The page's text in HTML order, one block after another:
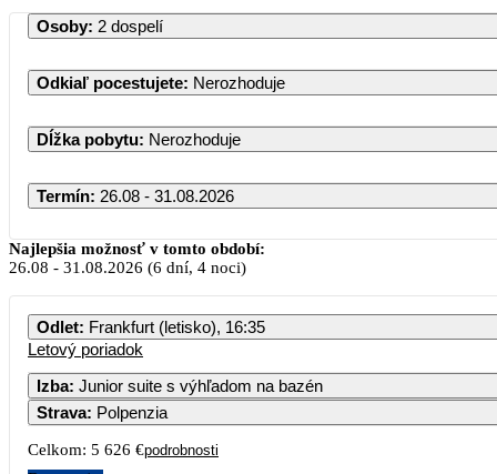
Osoby: 2 dospelí
Odkiaľ pocestujete: Nerozhoduje
Dĺžka pobytu: Nerozhoduje
Termín: 26.08 - 31.08.2026
August 2026
PO UT ST ŠT PI SO
Najlepšia možnosť v tomto období:
26.08 - 31.08.2026 (6 dní, 4 noci)
Odlet: Frankfurt (letisko), 16:35
Letový poriadok
Izba:
Junior suite s výhľadom na bazén
Strava: Polpenzia
Celkom: 5 626 €podrobnosti